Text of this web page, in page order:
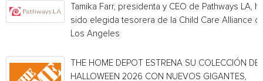
Tamika Farr, presidenta y CEO de Pathways LA,
sido elegida tesorera de la Child Care Alliance of
Los Angeles
THE HOME DEPOT ESTRENA SU COLECCIÓN DE
HALLOWEEN 2026 CON NUEVOS GIGANTES,